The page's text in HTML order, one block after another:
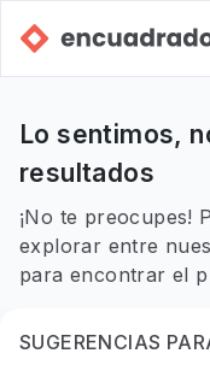
Lo sentimos,
resultados
¡No te preocupes!
explorar entre
para encontrar el
SUGERENCIAS